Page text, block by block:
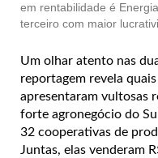
em rentabilidade é
terceiro com maior
Um olhar atento nas
reportagem revela
apresentaram vultosas
forte agronegócio do
32 cooperativas de
Juntas, elas venderam